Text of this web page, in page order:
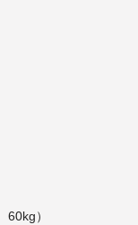
）